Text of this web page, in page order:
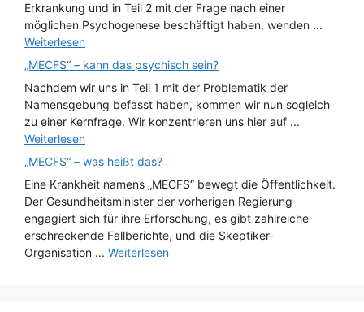
Erkrankung und in Teil 2 mit der Frage nach einer
möglichen Psychogenese beschäftigt haben, wenden ...
Weiterlesen
„MECFS“ – kann das psychisch sein?
Nachdem wir uns in Teil 1 mit der Problematik der
Namensgebung befasst haben, kommen wir nun sogleich
zu einer Kernfrage. Wir konzentrieren uns hier auf ...
Weiterlesen
„MECFS“ – was heißt das?
Eine Krankheit namens „MECFS“ bewegt die Öffentlichkeit.
Der Gesundheitsminister der vorherigen Regierung
engagiert sich für ihre Erforschung, es gibt zahlreiche
erschreckende Fallberichte, und die Skeptiker-
Organisation ... Weiterlesen